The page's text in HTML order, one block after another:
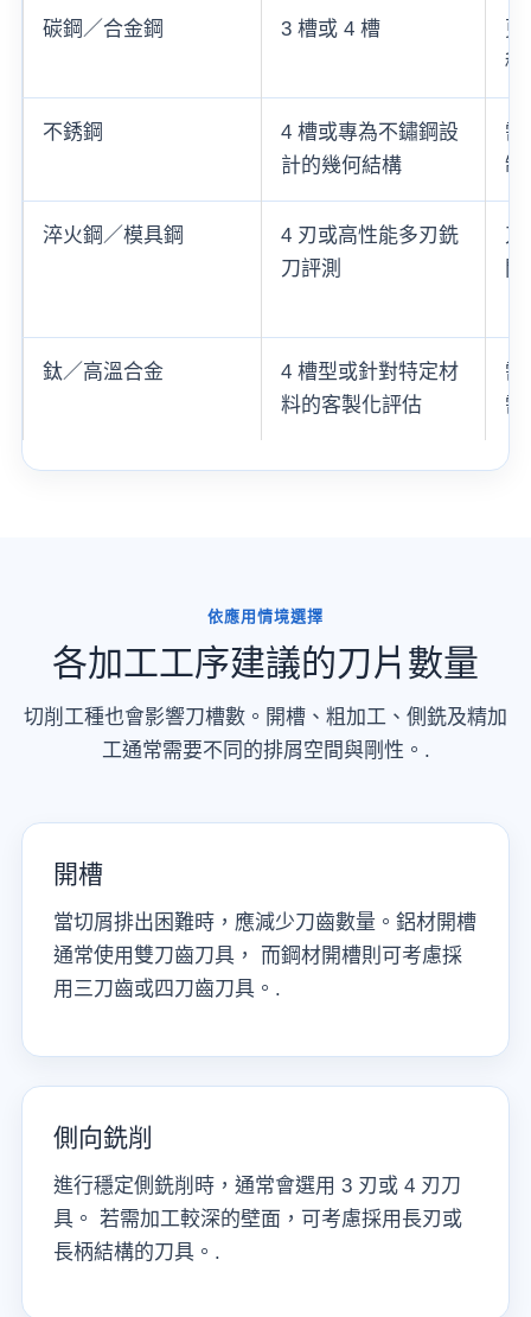
碳鋼／合金鋼 3 槽或 4 槽
更
穩
不銹鋼
4 槽或專為不鏽鋼設
計的幾何結構
需
制
淬火鋼／模具鋼
4 刃或高性能多刃銑
刀評測
刀
間
鈦／高溫合金
4 槽型或針對特定材
料的客製化評估
需
需
依應用情境選擇
各加工工序建議的刀片數量
切削工種也會影響刀槽數。開槽、粗加工、側銑及精加
工通常需要不同的排屑空間與剛性。.
開槽
當切屑排出困難時，應減少刀齒數量。鋁材開槽
通常使用雙刀齒刀具， 而鋼材開槽則可考慮採
用三刀齒或四刀齒刀具。.
側向銑削
進行穩定側銑削時，通常會選用 3 刃或 4 刃刀
具。 若需加工較深的壁面，可考慮採用長刃或
長柄結構的刀具。.